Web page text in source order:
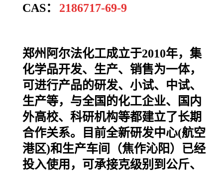
CAS：
2186717-69-9
郑州阿尔法化工成立于2010年，集
化学品开发、生产、销售为一体，
可进行产品的研发、小试、中试、
生产等，与全国的化工企业、国内
外高校、科研机构等都建立了长期
合作关系。目前全新研发中心(航空
港区)和生产车间（焦作沁阳）已经
投入使用，可承接克级别到公斤、